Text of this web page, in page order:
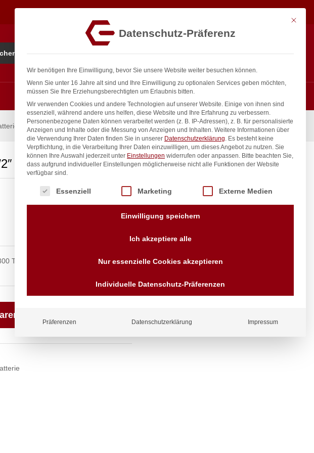
1/2″
T130 mit Schwenkauslauf nach unten
inkl. / exkl. MwSt.
Anfragen
Wir sind seit über 40 Jahren
für Sie da
Vorrauskasse Paypal,
Kreditkarte, Direkt
262,17€ exkl. MwSt. In den Warenkorb
Mit
Datenschutz-Präferenz
Wir benötigen Ihre Einwilligung, bevor Sie unsere Website weiter besuchen können.
Wenn Sie unter 16 Jahre alt sind und Ihre Einwilligung zu optionalen Services geben möchten,
müssen Sie Ihre Erziehungsberechtigten um Erlaubnis bitten.
Wir verwenden Cookies und andere Technologien auf unserer Website. Einige von ihnen sind
essenziell, während andere uns helfen, diese Website und Ihre Erfahrung zu verbessern.
Personenbezogene Daten können verarbeitet werden (z. B. IP-Adressen), z. B. für personalisierte
Anzeigen und Inhalte oder die Messung von Anzeigen und Inhalten. Weitere Informationen über
die Verwendung Ihrer Daten finden Sie in unserer Datenschutzerklärung. Es besteht keine
Verpflichtung, in die Verarbeitung Ihrer Daten einzuwilligen, um dieses Angebot zu nutzen. Sie
können Ihre Auswahl jederzeit unter Einstellungen widerrufen oder anpassen. Bitte beachten Sie,
dass aufgrund individueller Einstellungen möglicherweise nicht alle Funktionen der Website
verfügbar sind.
Es folgt eine Liste der Service-Gruppen, für die eine Einwilligung erteilt werden kann.
Essenziell Marketing Externe Medien
Einwilligung speichern
Ich akzeptiere alle
Nur essenzielle Cookies akzeptieren
Individuelle Datenschutz-Präferenzen
Präferenzen Datenschutzerklärung Impressum